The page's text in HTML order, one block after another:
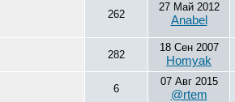
262
27 Май 2012
Anabel
282
18 Сен 2007
Homyak
6
07 Авг 2015
@rtem